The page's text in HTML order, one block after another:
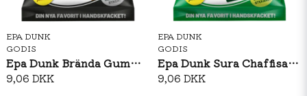
EPA DUNK
GODIS
Epa Dunk Brända Gummin 80g
9,06 DKK
EPA DUNK
GODIS
Epa Dunk Sura Chaffisar 80g
9,06 DKK